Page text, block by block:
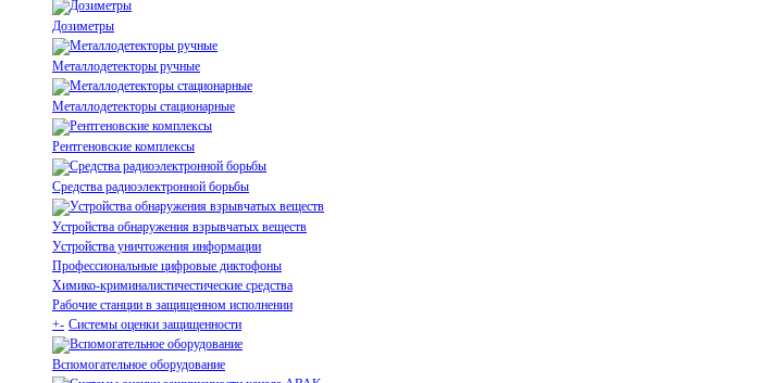
Дозиметры
Металлодетекторы ручные
Металлодетекторы стационарные
Рентгеновские комплексы
Средства радиоэлектронной борьбы
Устройства обнаружения взрывчатых веществ
Устройства уничтожения информации
Профессиональные цифровые диктофоны
Химико-криминалистичестические средства
Рабочие станции в защищенном исполнении
+- Системы оценки защищенности
Вспомогательное оборудование